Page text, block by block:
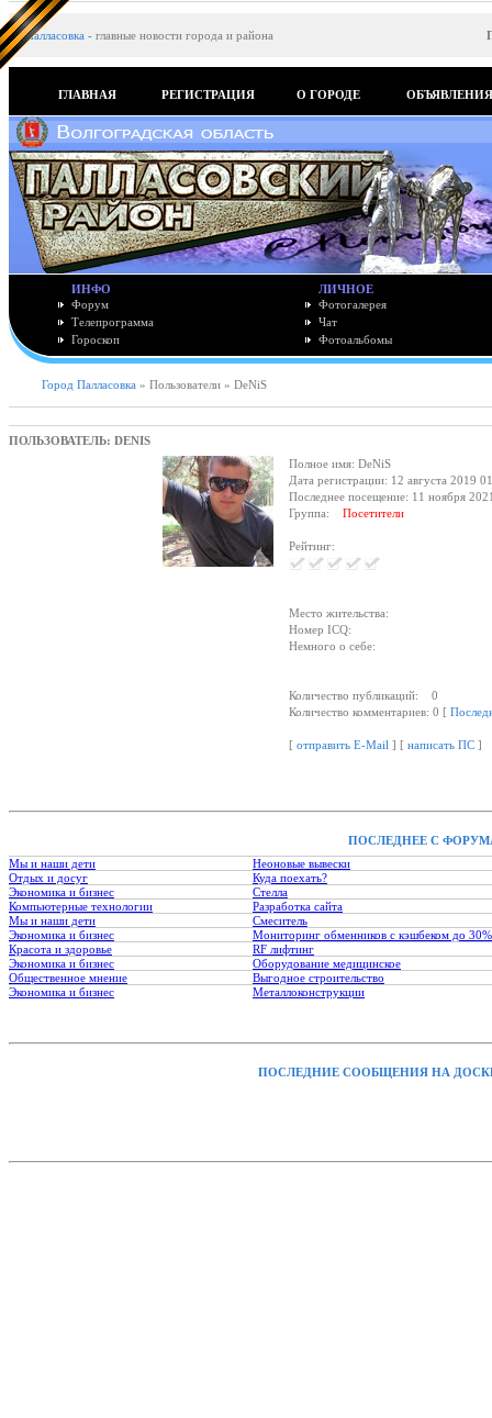
Палласовка - главные новости города и района
ГЛАВНАЯ РЕГИСТРАЦИЯ О ГОРОДЕ ОБЪЯВЛЕНИЯ
ИНФО
Форум
Телепрограмма
Гороскоп
ЛИЧНОЕ
Фотогалерея
Чат
Фотоальбомы
Город Палласовка » Пользователи » DeNiS
ПОЛЬЗОВАТЕЛЬ: DENIS
Полное имя: DeNiS
Дата регистрации: 12 августа 2019
Последнее посещение: 11 ноября
Группа: Посетители
Рейтинг:
Место жительства:
Номер ICQ:
Немного о себе:
Количество публикаций: 0
Количество комментариев: 0 [
[ отправить E-Mail ] [ написать ПС]
ПОСЛЕДНЕЕ С
Мы и наши дети
Неоновые вывески
Отдых и досуг
Куда поехать?
Экономика и бизнес
Стелла
Компьютерные технологии
Разработка сайта
Мы и наши дети
Смеситель
Экономика и бизнес
Мониторинг обменников с кэшбеком до 30%
Красота и здоровье
RF лифтинг
Экономика и бизнес
Оборудование медицинское
Общественное мнение
Выгодное строительство
Экономика и бизнес
Металлоконструкции
ПОСЛЕДНИЕ СООБЩЕНИЯ НА